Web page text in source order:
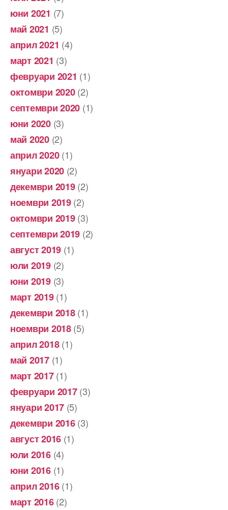
юни 2021 (7)
май 2021 (5)
април 2021 (4)
март 2021 (3)
февруари 2021 (1)
октомври 2020(2)
септември 2020 (1)
юни 2020(3)
май 2020(2)
април 2020(1)
януари 2020 (2)
декември 2019(2)
ноември 2019(2)
октомври 2019(3)
септември 2019 (2)
август 2019 (1)
юли 2019(2)
юни 2019(3)
март 2019(1)
декември 2018(1)
ноември 2018(5)
април 2018(1)
май 2017(1)
март 2017(1)
февруари 2017(3)
януари 2017 (5)
декември 2016(3)
август 2016 (1)
юли 2016(4)
юни 2016(1)
април 2016(1)
март 2016(2)